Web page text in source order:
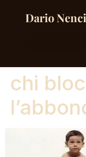
Dario
chi